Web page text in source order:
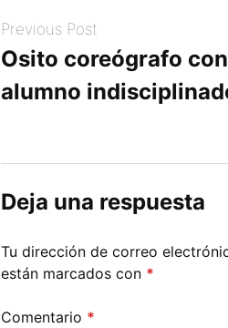
Previous Post
Osito coreógrafo con
alumno
Deja una respuesta
Tu dirección de correo
están marcados con *
Comentario *